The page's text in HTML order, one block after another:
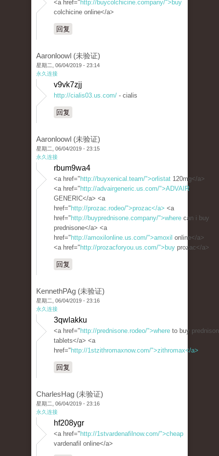
<a href=" http://buycolchicine.company/">buy
colchicine online</a>
回复
Aaronloowl (未验证)
星期二, 06/04/2019 - 23:14
永久连接
v9vk7zjj
http://cialis03.us.com/ - cialis
回复
Aaronloowl (未验证)
星期二, 06/04/2019 - 23:15
永久连接
rbum9wa4
<a href=" http://buyxenical.team/">orlistat 120mg</a>
<a href=" http://advairgeneric.us.com/">ADVAIR
GENERIC</a> <a
href=" http://prozac.rodeo/">prozac</a> <a
href=" http://buyprednisone.company/">where can i buy
prednisone</a> <a
href=" http://amoxilonline.us.com/">amoxil online</a>
<a href=" http://prozacforyou.us.com/">buy prozac</a>
回复
KennethPAg (未验证)
星期二, 06/04/2019 - 23:16
永久连接
3qwlakku
<a href=" http://prednisone.rodeo/">where to buy
tablets</a> <a
href=" http://1stzithromaxnow.com/">zithromax</a>
回复
CharlesHag (未验证)
星期二, 06/04/2019 - 23:16
永久连接
hf208ygr
<a href=" http://1stvardenafilnow.com/">cheap
vardenafil online</a>